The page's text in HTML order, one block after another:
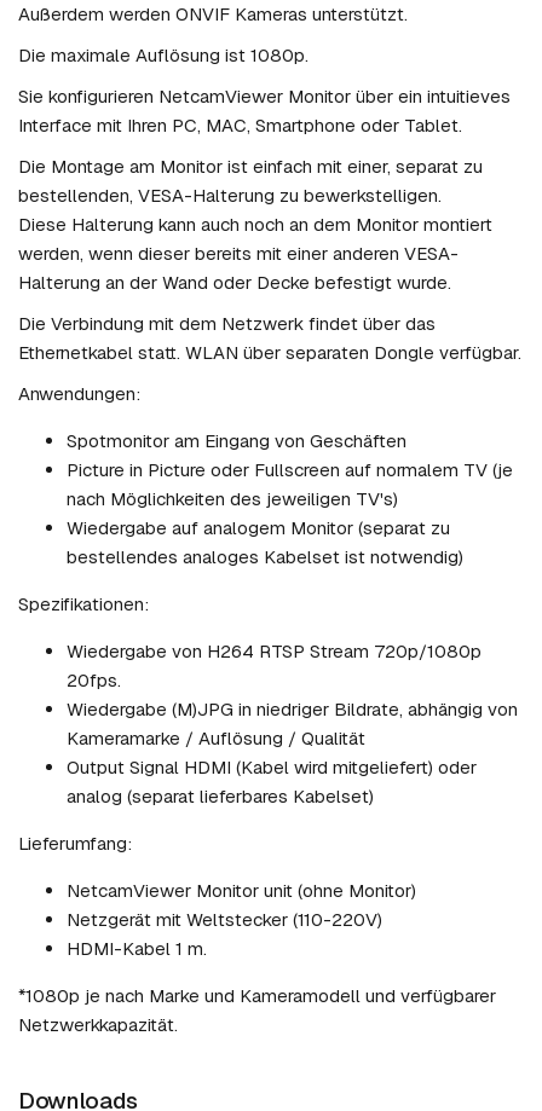
Außerdem werden ONVIF Kameras unterstützt.
Die maximale Auflösung ist 1080p.
Sie konfigurieren NetcamViewer Monitor über ein intuitieves
Interface mit Ihren PC, MAC, Smartphone oder Tablet.
Die Montage am Monitor ist einfach mit einer, separat zu
bestellenden, VESA-Halterung zu bewerkstelligen.
Diese Halterung kann auch noch an dem Monitor montiert
werden, wenn dieser bereits mit einer anderen VESA-
Halterung an der Wand oder Decke befestigt wurde.
Die Verbindung mit dem Netzwerk findet über das
Ethernetkabel statt. WLAN über separaten Dongle verfügbar.
Anwendungen:
Spotmonitor am Eingang von Geschäften
Picture in Picture oder Fullscreen auf normalem TV (je
nach Möglichkeiten des jeweiligen TV's)
Wiedergabe auf analogem Monitor (separat zu
bestellendes analoges Kabelset ist notwendig)
Spezifikationen:
Wiedergabe von H264 RTSP Stream 720p/1080p
20fps.
Wiedergabe (M)JPG in niedriger Bildrate, abhängig von
Kameramarke / Auflösung / Qualität
Output Signal HDMI (Kabel wird mitgeliefert) oder
analog (separat lieferbares Kabelset)
Lieferumfang:
NetcamViewer Monitor unit (ohne Monitor)
Netzgerät mit Weltstecker (110-220V)
HDMI-Kabel 1 m.
*1080p je nach Marke und Kameramodell und verfügbarer
Netzwerkkapazität.
Downloads